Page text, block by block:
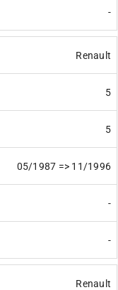
-
Renault
5
5
05/1987 => 11/1996
-
-
Renault